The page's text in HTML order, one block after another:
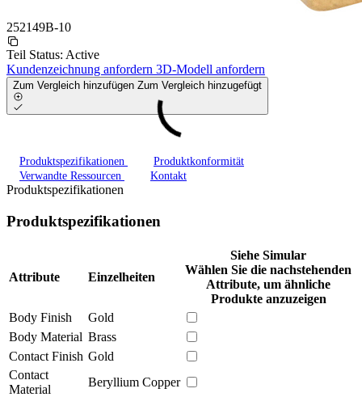
252149B-10
Teil Status: Active
Kundenzeichnung anfordern 3D-Modell anfordern
Zum Vergleich hinzufügen Zum Vergleich hinzugefügt
Produktspezifikationen
Produktkonformität
Verwandte Ressourcen
Kontakt
Produktspezifikationen
Produktspezifikationen
Attribute Einzelheiten
Siehe Simular
Wählen Sie die nachstehenden
Attribute, um ähnliche
Produkte anzuzeigen
Body Finish
Gold
Body Material Brass
Contact Finish Gold
Contact
Material
Beryllium Copper